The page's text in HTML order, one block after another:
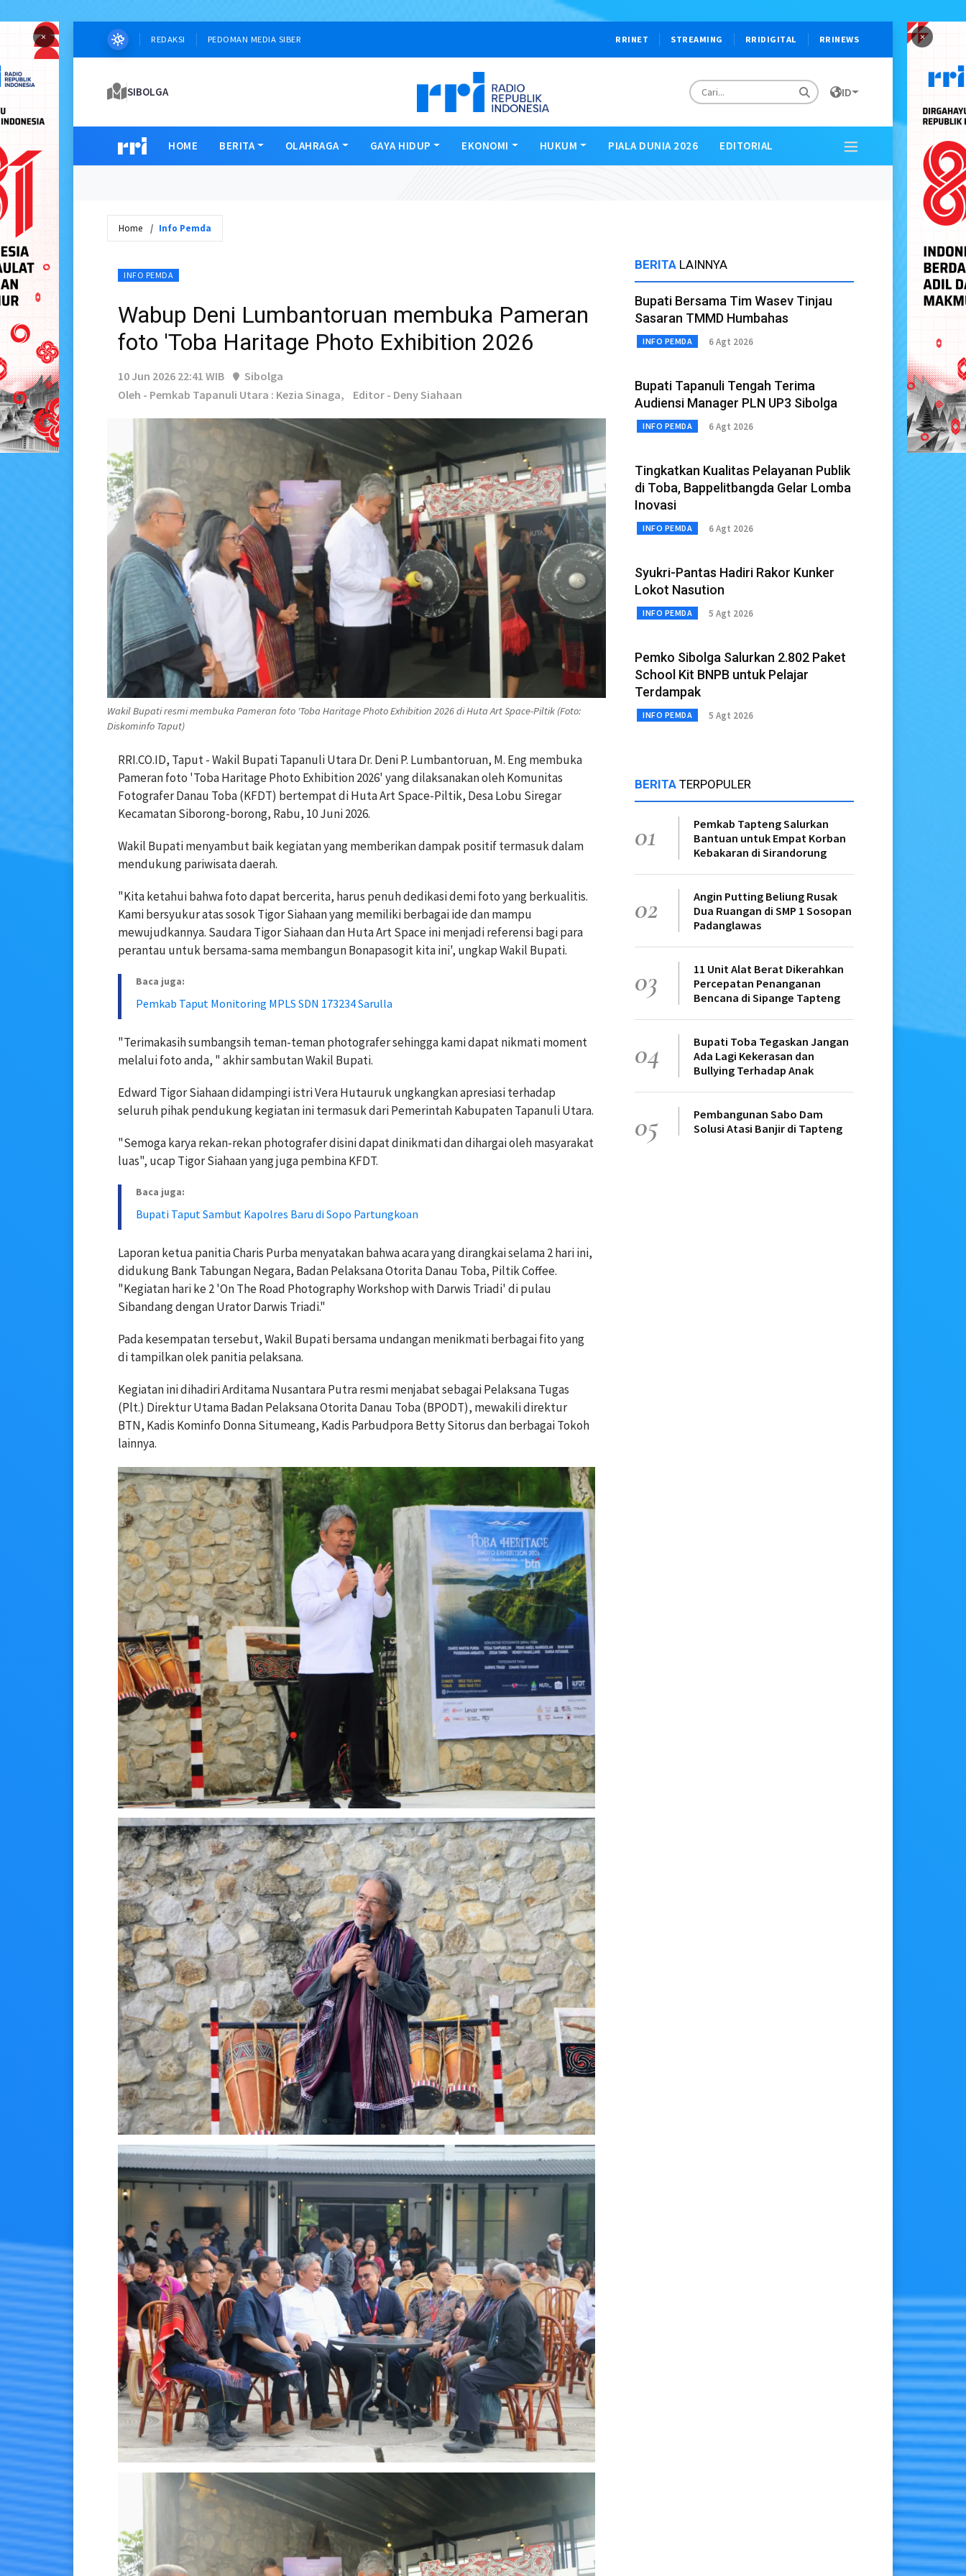
× ×
REDAKSI PEDOMAN MEDIA SIBER RRINET STREAMING RRIDIGITAL RRINEWS
SIBOLGA ID
HOME BERITA OLAHRAGA GAYA HIDUP EKONOMI HUKUM PIALA DUNIA 2026 EDITORIAL
Home Info Pemda
INFO PEMDA
Wabup Deni Lumbantoruan membuka Pameran
foto 'Toba Haritage Photo Exhibition 2026
10 Jun 2026 22:41 WIB
Sibolga
Oleh - Pemkab Tapanuli Utara : Kezia Sinaga,
Editor - Deny Siahaan
Wakil Bupati resmi membuka Pameran foto 'Toba Haritage Photo Exhibition 2026 di Huta Art Space-Piltik (Foto:
Diskominfo Taput)
RRI.CO.ID, Taput - Wakil Bupati Tapanuli Utara Dr. Deni P. Lumbantoruan, M. Eng membuka
Pameran foto 'Toba Haritage Photo Exhibition 2026' yang dilaksanakan oleh Komunitas
Fotografer Danau Toba (KFDT) bertempat di Huta Art Space-Piltik, Desa Lobu Siregar
Kecamatan Siborong-borong, Rabu, 10 Juni 2026.
Wakil Bupati menyambut baik kegiatan yang memberikan dampak positif termasuk dalam
mendukung pariwisata daerah.
"Kita ketahui bahwa foto dapat bercerita, harus penuh dedikasi demi foto yang berkualitis.
Kami bersyukur atas sosok Tigor Siahaan yang memiliki berbagai ide dan mampu
mewujudkannya. Saudara Tigor Siahaan dan Huta Art Space ini menjadi referensi bagi para
perantau untuk bersama-sama membangun Bonapasogit kita ini', ungkap Wakil Bupati.
Baca juga:
Pemkab Taput Monitoring MPLS SDN 173234 Sarulla
"Terimakasih sumbangsih teman-teman photografer sehingga kami dapat nikmati moment
melalui foto anda, " akhir sambutan Wakil Bupati.
Edward Tigor Siahaan didampingi istri Vera Hutauruk ungkangkan apresiasi terhadap
seluruh pihak pendukung kegiatan ini termasuk dari Pemerintah Kabupaten Tapanuli Utara.
"Semoga karya rekan-rekan photografer disini dapat dinikmati dan dihargai oleh masyarakat
luas", ucap Tigor Siahaan yang juga pembina KFDT.
Baca juga:
Bupati Taput Sambut Kapolres Baru di Sopo Partungkoan
Laporan ketua panitia Charis Purba menyatakan bahwa acara yang dirangkai selama 2 hari ini,
didukung Bank Tabungan Negara, Badan Pelaksana Otorita Danau Toba, Piltik Coffee.
"Kegiatan hari ke 2 'On The Road Photography Workshop with Darwis Triadi' di pulau
Sibandang dengan Urator Darwis Triadi."
Pada kesempatan tersebut, Wakil Bupati bersama undangan menikmati berbagai fito yang
di tampilkan olek panitia pelaksana.
Kegiatan ini dihadiri Arditama Nusantara Putra resmi menjabat sebagai Pelaksana Tugas
(Plt.) Direktur Utama Badan Pelaksana Otorita Danau Toba (BPODT), mewakili direktur
BTN, Kadis Kominfo Donna Situmeang, Kadis Parbudpora Betty Sitorus dan berbagai Tokoh
lainnya.
BERITA LAINNYA
Bupati Bersama Tim Wasev Tinjau
Sasaran TMMD Humbahas
INFO PEMDA 6 Agt 2026
Bupati Tapanuli Tengah Terima
Audiensi Manager PLN UP3 Sibolga
INFO PEMDA 6 Agt 2026
Tingkatkan Kualitas Pelayanan Publik
di Toba, Bappelitbangda Gelar Lomba
Inovasi
INFO PEMDA 6 Agt 2026
Syukri-Pantas Hadiri Rakor Kunker
Lokot Nasution
INFO PEMDA 5 Agt 2026
Pemko Sibolga Salurkan 2.802 Paket
School Kit BNPB untuk Pelajar
Terdampak
INFO PEMDA 5 Agt 2026
BERITA TERPOPULER
01
Pemkab Tapteng Salurkan
Bantuan untuk Empat Korban
Kebakaran di Sirandorung
02
Angin Putting Beliung Rusak
Dua Ruangan di SMP 1 Sosopan
Padanglawas
03
11 Unit Alat Berat Dikerahkan
Percepatan Penanganan
Bencana di Sipange Tapteng
04
Bupati Toba Tegaskan Jangan
Ada Lagi Kekerasan dan
Bullying Terhadap Anak
05
Pembangunan Sabo Dam
Solusi Atasi Banjir di Tapteng